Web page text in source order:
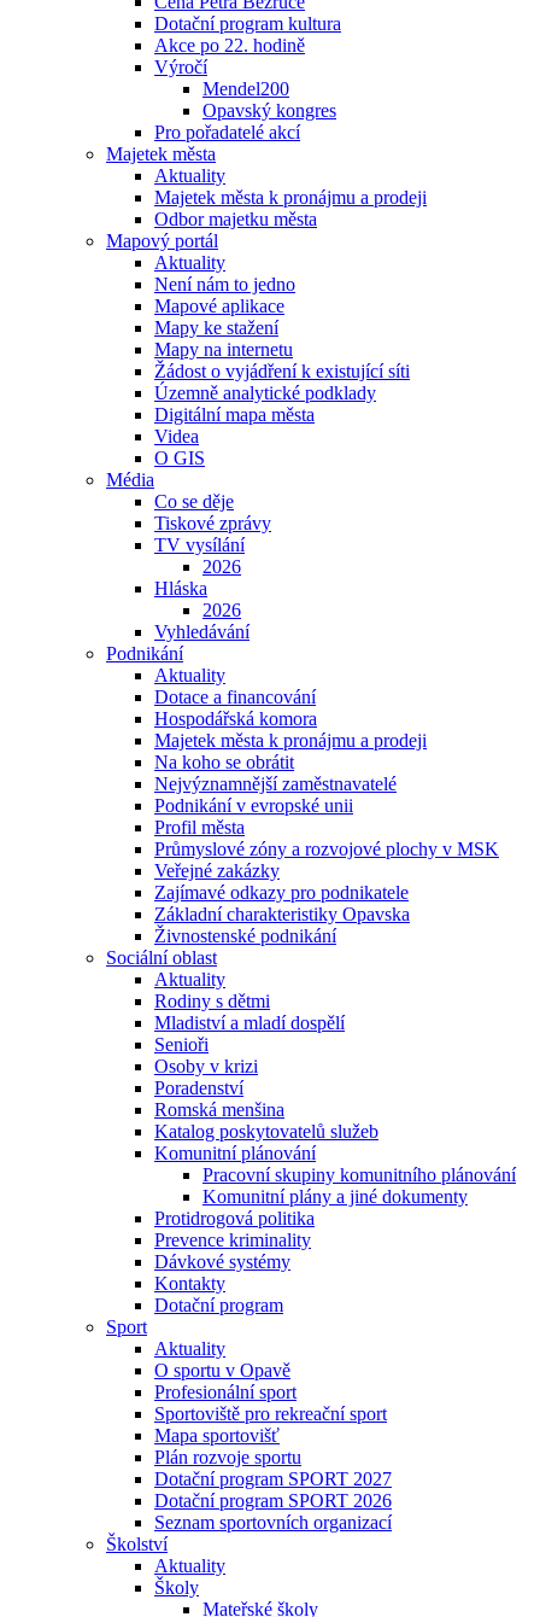
Dotační program kultura
Akce po 22. hodině
Výročí
Mendel200
Opavský kongres
Pro pořadatelé akcí
Majetek města
Aktuality
Majetek města k pronájmu a prodeji
Odbor majetku města
Mapový portál
Aktuality
Není nám to jedno
Mapové aplikace
Mapy ke stažení
Mapy na internetu
Žádost o vyjádření k existující síti
Územně analytické podklady
Digitální mapa města
Videa
O GIS
Média
Co se děje
Tiskové zprávy
TV vysílání
2026
Hláska
2026
Vyhledávání
Podnikání
Aktuality
Dotace a financování
Hospodářská komora
Majetek města k pronájmu a prodeji
Na koho se obrátit
Nejvýznamnější zaměstnavatelé
Podnikání v evropské unii
Profil města
Průmyslové zóny a rozvojové plochy v MSK
Veřejné zakázky
Zajímavé odkazy pro podnikatele
Základní charakteristiky Opavska
Živnostenské podnikání
Sociální oblast
Aktuality
Rodiny s dětmi
Mladiství a mladí dospělí
Senioři
Osoby v krizi
Poradenství
Romská menšina
Katalog poskytovatelů služeb
Komunitní plánování
Pracovní skupiny komunitního plánování
Komunitní plány a jiné dokumenty
Protidrogová politika
Prevence kriminality
Dávkové systémy
Kontakty
Dotační program
Sport
Aktuality
O sportu v Opavě
Profesionální sport
Sportoviště pro rekreační sport
Mapa sportovišť
Plán rozvoje sportu
Dotační program SPORT 2027
Dotační program SPORT 2026
Seznam sportovních organizací
Školství
Aktuality
Školy
Mateřské školy